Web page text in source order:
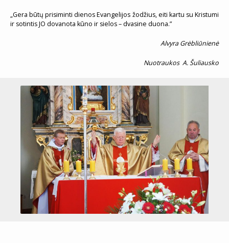
„Gera būtų prisiminti dienos Evangelijos žodžius, eiti kartu su Kristumi
ir sotintis JO dovanota kūno ir sielos – dvasine duona.”
Alvyra Grėbliūnienė
Nuotraukos A. Šuliausko